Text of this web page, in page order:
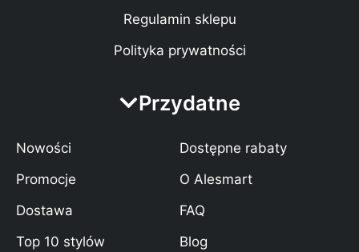
Regulamin sklepu
Polityka prywatności
Przydatne
Nowości
Promocje
Dostawa
Top 10 stylów
Dostępne rabaty
O Alesmart
FAQ
Blog